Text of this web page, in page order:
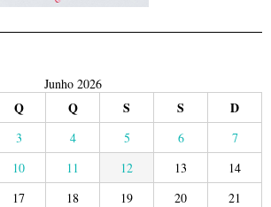
Junho 2026
Q Q S S D
3 4 5 6
7
10 11 12 13
14
17 18 19 20
21